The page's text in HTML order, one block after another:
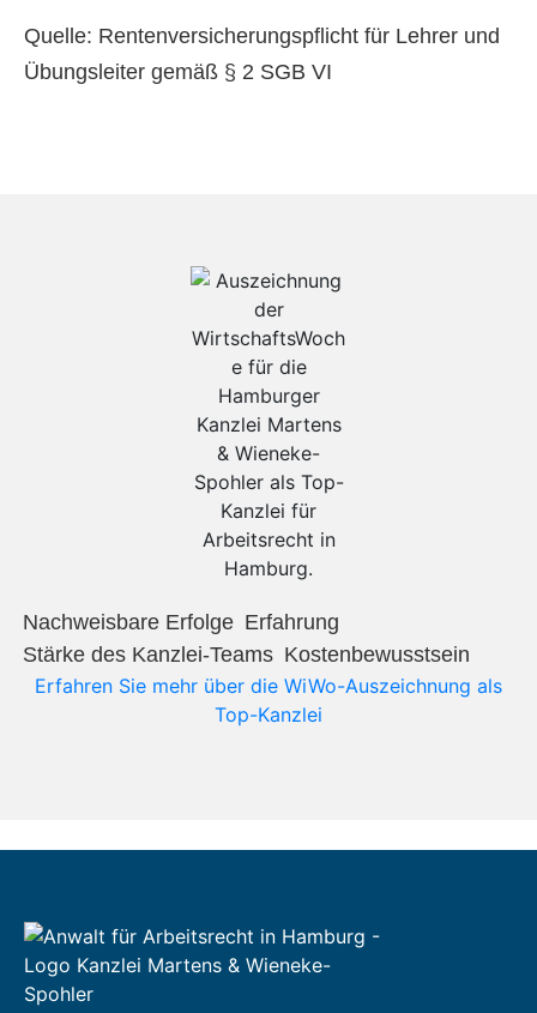
Quelle: Rentenversicherungspflicht für Lehrer und
Übungsleiter gemäß § 2 SGB VI
Nachweisbare Erfolge​ Erfahrung​
Stärke des Kanzlei-Teams​ Kostenbewusstsein​
Erfahren Sie mehr über die WiWo-Auszeichnung als
Top-Kanzlei